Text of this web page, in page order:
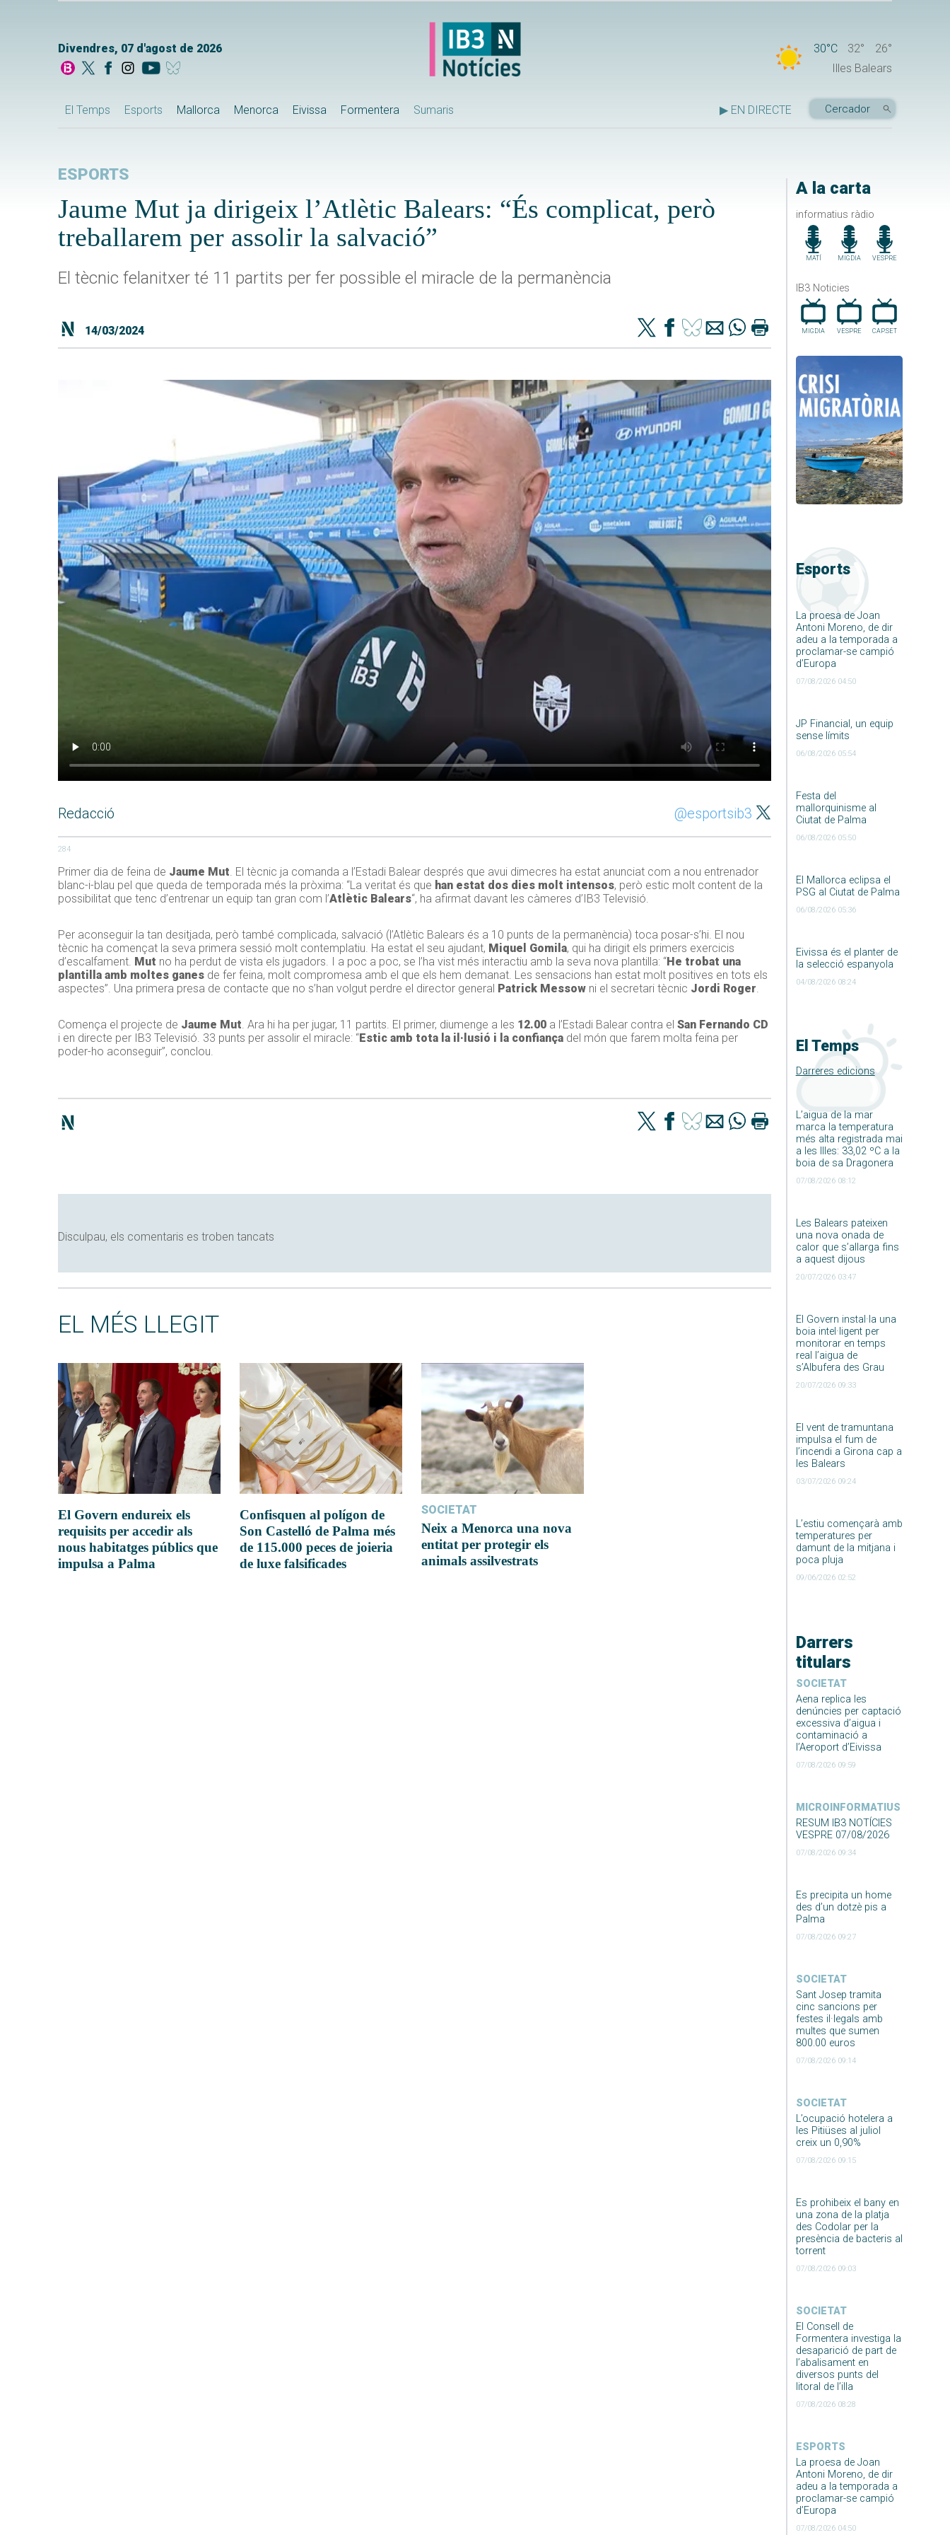
Divendres, 07 d'agost de 2026 30°C 32°
26°
Illes Balears
El Temps Esports Mallorca Menorca Eivissa Formentera Sumaris ▶ EN DIRECTE
A la carta
informatius ràdio
MATÍ MIGDIA VESPRE
IB3 Noticies
MIGDIA VESPRE CAP.SET
Esports
La proesa de Joan
Antoni Moreno, de dir
adeu a la temporada a
proclamar-se campió
d’Europa
07/08/2026 04:50
JP Financial, un equip
sense límits
06/08/2026 05:54
Festa del
mallorquinisme al
Ciutat de Palma
06/08/2026 05:50
El Mallorca eclipsa el
PSG al Ciutat de Palma
06/08/2026 05:36
Eivissa és el planter de
la selecció espanyola
04/08/2026 08:24
El Temps
Darreres edicions
L’aigua de la mar
marca la temperatura
més alta registrada mai
a les Illes: 33,02 ºC a la
boia de sa Dragonera
07/08/2026 08:12
Les Balears pateixen
una nova onada de
calor que s’allarga fins
a aquest dijous
20/07/2026 03:47
El Govern instal·la una
boia intel·ligent per
monitorar en temps
real l’aigua de
s’Albufera des Grau
20/07/2026 09:33
El vent de tramuntana
impulsa el fum de
l’incendi a Girona cap a
les Balears
03/07/2026 09:24
L’estiu començarà amb
temperatures per
damunt de la mitjana i
poca pluja
09/06/2026 02:52
Darrers
titulars
SOCIETAT
Aena replica les
denúncies per captació
excessiva d’aigua i
contaminació a
l’Aeroport d’Eivissa
07/08/2026 09:59
MICROINFORMATIUS
RESUM IB3 NOTÍCIES
VESPRE 07/08/2026
07/08/2026 09:34
Es precipita un home
des d’un dotzè pis a
Palma
07/08/2026 09:27
SOCIETAT
Sant Josep tramita
cinc sancions per
festes il·legals amb
multes que sumen
800.00 euros
07/08/2026 09:14
SOCIETAT
L’ocupació hotelera a
les Pitiüses al juliol
creix un 0,90%
07/08/2026 09:15
Es prohibeix el bany en
una zona de la platja
des Codolar per la
presència de bacteris al
torrent
07/08/2026 09:03
SOCIETAT
El Consell de
Formentera investiga la
desaparició de part de
l’abalisament en
diversos punts del
litoral de l’illa
07/08/2026 08:28
ESPORTS
La proesa de Joan
Antoni Moreno, de dir
adeu a la temporada a
proclamar-se campió
d’Europa
07/08/2026 04:50
ESPORTS
Jaume Mut ja dirigeix l’Atlètic Balears: “És complicat, però
treballarem per assolir la salvació”
El tècnic felanitxer té 11 partits per fer possible el miracle de la permanència
14/03/2024
Redacció @esportsib3
284
Primer dia de feina de Jaume Mut. El tècnic ja comanda a l’Estadi Balear després que avui dimecres ha estat anunciat com a nou entrenador
blanc-i-blau pel que queda de temporada més la pròxima: “La veritat és que han estat dos dies molt intensos, però estic molt content de la
possibilitat que tenc d’entrenar un equip tan gran com l’Atlètic Balears“, ha afirmat davant les càmeres d’IB3 Televisió.
Per aconseguir la tan desitjada, però també complicada, salvació (l’Atlètic Balears és a 10 punts de la permanència) toca posar-s’hi. El nou
tècnic ha començat la seva primera sessió molt contemplatiu. Ha estat el seu ajudant, Miquel Gomila, qui ha dirigit els primers exercicis
d’escalfament. Mut no ha perdut de vista els jugadors. I a poc a poc, se l’ha vist més interactiu amb la seva nova plantilla: “He trobat una
plantilla amb moltes ganes de fer feina, molt compromesa amb el que els hem demanat. Les sensacions han estat molt positives en tots els
aspectes”. Una primera presa de contacte que no s’han volgut perdre el director general Patrick Messow ni el secretari tècnic Jordi Roger.
Comença el projecte de Jaume Mut. Ara hi ha per jugar, 11 partits. El primer, diumenge a les 12.00 a l’Estadi Balear contra el San Fernando CD
i en directe per IB3 Televisió. 33 punts per assolir el miracle: “Estic amb tota la il·lusió i la confiança del món que farem molta feina per
poder-ho aconseguir”, conclou.
Disculpau, els comentaris es troben tancats
EL MÉS LLEGIT
El Govern endureix els
requisits per accedir als
nous habitatges públics que
impulsa a Palma
Confisquen al polígon de
Son Castelló de Palma més
de 115.000 peces de joieria
de luxe falsificades
SOCIETAT
Neix a Menorca una nova
entitat per protegir els
animals assilvestrats